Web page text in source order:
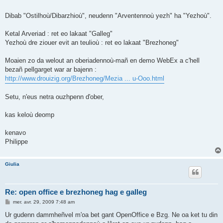
Dibab "Ostilhoù/Dibarzhioù", neudenn "Arventennoù yezh" ha "Yezhoù".
Ketal Arveriad : ret eo lakaat "Galleg"
Yezhoù dre ziouer evit an teulioù : ret eo lakaat "Brezhoneg"
Moaien zo da welout an oberiadennoù-mañ en demo WebEx a c'hell
bezañ pellgarget war ar bajenn :
http://www.drouizig.org/Brezhoneg/Mezia ... u-Ooo.html
Setu, n'eus netra ouzhpenn d'ober,
kas keloù deomp
kenavo
Philippe
Giulia
Re: open office e brezhoneg hag e galleg
M
s
mer. avr. 29, 2009 7:48 am
Ur gudenn dammheñvel m'oa bet gant OpenOffice e Bzg. Ne oa ket tu din